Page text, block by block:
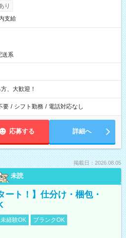
り
支給
送系
、大歓迎！
要 / シフト勤務 / 電話対応なし
応募する 詳細へ
掲載日：2026.08.05
未読
ート！】仕分け・梱包・
経験OK
ブランクOK